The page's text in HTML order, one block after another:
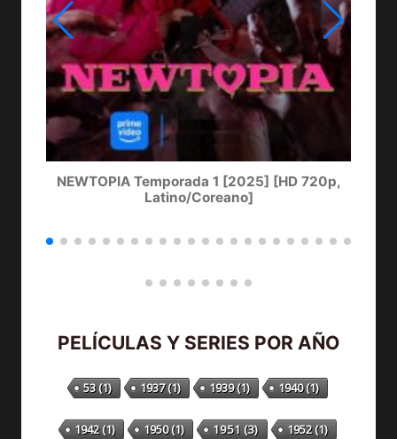
NEWTOPIA Temporada 1 [2025] [HD 720p,
Latino/Coreano]
PELÍCULAS Y SERIES POR AÑO
53(1) 1937(1) 1939(1) 1940(1)
1942(1) 1950(1) 1951 (3) 1952(1)